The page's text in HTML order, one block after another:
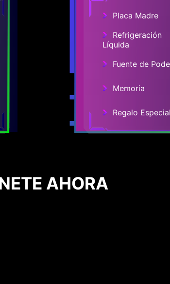
Placa Madre
Refrigeración
Líquida
Fuente de
Memoria
Regalo Especial
AHORA